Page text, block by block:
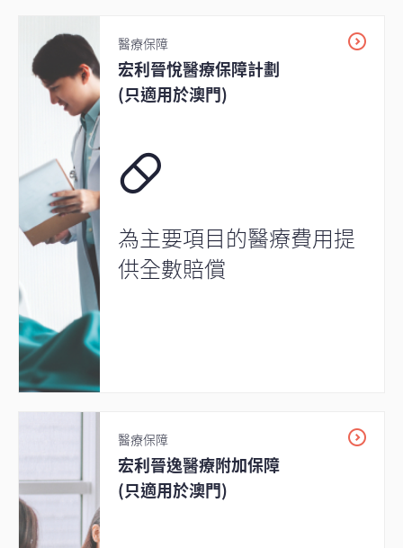
醫療保障
宏利晉悅醫療保障計劃
(只適用於澳門)
為主要項目的醫療費用提
供全數賠償
醫療保障
宏利晉逸醫療附加保障
(只適用於澳門)